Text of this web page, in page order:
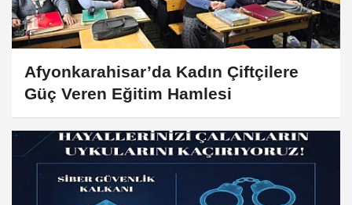
Afyonkarahisar’da Kadın Çiftçilere
Güç Veren Eğitim Hamlesi